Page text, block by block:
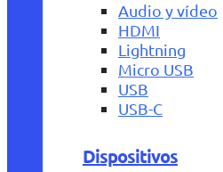
Audio y vídeo
HDMI
Lightning
Micro USB
USB
USB-C
Dispositivos